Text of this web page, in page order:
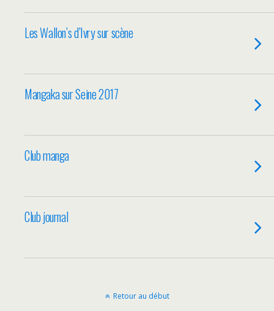
Les Wallon’s d’Ivry sur scène
Mangaka sur Seine 2017
Club manga
Club journal
Retour au début